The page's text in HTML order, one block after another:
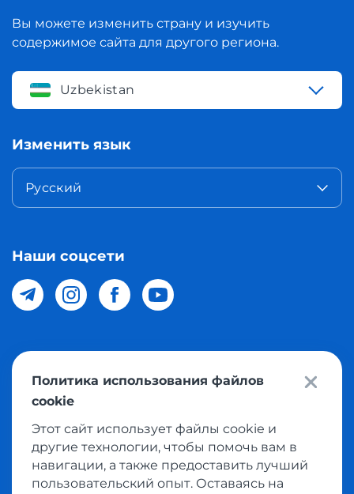
Вы можете изменить страну и изучить
содержимое сайта для другого региона.
Uzbekistan
Изменить язык
Русский
Наши соцсети
© 2026 Meest Shopping доставка покупок с интернет
магазинов мира в Узбекистан. Все права защищены
Политика конфиденциальности
Условия использования сервисом выкупа товаров
Политика использования файлов
cookie
Этот сайт использует файлы cookie и
другие технологии, чтобы помочь вам в
навигации, а также предоставить лучший
пользовательский опыт. Оставаясь на